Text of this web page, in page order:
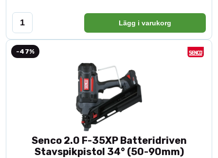
Lägg i varukorg
-47%
Senco 2.0 F-35XP Batteridriven
Stavspikpistol 34° (50-90mm)